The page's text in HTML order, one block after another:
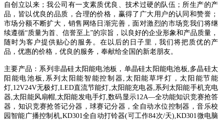
自创立以来；我公司有一支素质优良、技术过硬的队伍；所生产的产
品，皆以优良的品质，合理的价格，赢得了广大用户的认同和赞誉；
市场分额不断扩大，销售网络日渐完善，面对激烈的市场竞我们将继
续遵循“质量为首、信誉至上”的宗旨，以良好的企业形象和产品质量，
随时为客户提供贴心的服务。在以后的日子里，我们将把质优的产
品，优惠的价格，优良的服务，奉献给全国的新老朋友。
主要产品：系列非晶硅太阳能电池板，单晶硅太阳能电池板,多晶硅太
阳能电池板,系列太阳能智能控制器,太阳能草坪灯，太阳能节能
灯,12V24V无极灯,LED直流节能灯,太阳能充电器,系列太阳能手机充电
器,太阳能风扇帽,太阳能发电手灯,数码显示12A—全功能知识竞赛抢答
器，知识竞赛抢答记分器，球赛记分器，全自动水位控制器，音乐校
园智能广播控制机,KD301全自动打铃器(可工作84次/天),KD301微电脑